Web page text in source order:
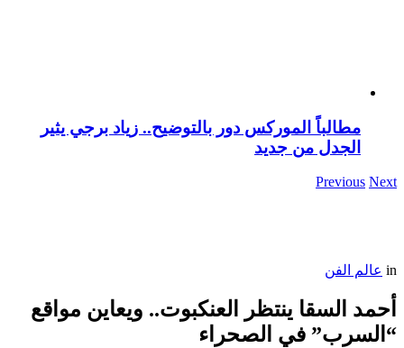
مطالباً الموركس دور بالتوضيح.. زياد برجي يثير
الجدل من جديد
Previous Next
in عالم الفن
أحمد السقا ينتظر العنكبوت.. ويعاين مواقع
“السرب” في الصحراء